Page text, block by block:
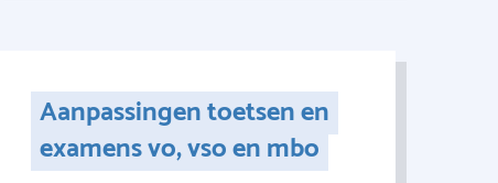
Aanpassingen toetsen en
examens vo, vso en mbo